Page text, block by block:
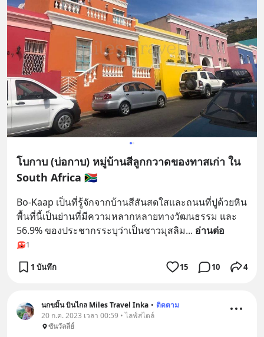
โบกาบ (บ่อกาบ) หมู่บ้านสีลูกกวาดของทาสเก่า ใน
South Africa 🇿🇦
Bo-Kaap เป็นที่รู้จักจากบ้านสีสันสดใสและถนนที่ปูด้วยหิน
พื้นที่นี้เป็นย่านที่มีความหลากหลายทางวัฒนธรรม และ
56.9% ของประชากรระบุว่าเป็นชาวมุสลิม... อ่านต่อ
1
1 บันทึก 15 10 4
นกขมิ้น บินไกล Miles Travel Inka • ติดตาม
20 ก.ค. 2023 เวลา 00:59 • ไลฟ์สไตล์
ซันวัลลีย์